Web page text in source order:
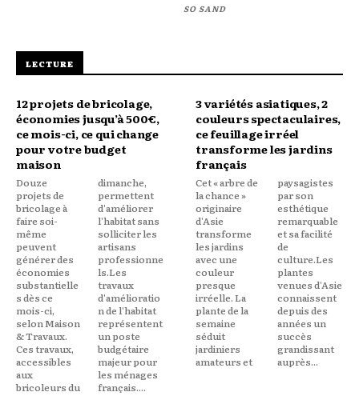
SO SAND
LECTURE
12 projets de bricolage,
économies jusqu’à 500€,
ce mois-ci, ce qui change
pour votre budget
maison
Douze
projets de
bricolage à
faire soi-
même
peuvent
générer des
économies
substantielle
s dès ce
mois-ci,
selon Maison
& Travaux.
Ces travaux,
accessibles
aux
bricoleurs du
dimanche,
permettent
d'améliorer
l'habitat sans
solliciter les
artisans
professionne
ls.Les
travaux
d'amélioratio
n de l'habitat
représentent
un poste
budgétaire
majeur pour
les ménages
français....
3 variétés asiatiques, 2
couleurs spectaculaires,
ce feuillage irréel
transforme les jardins
français
Cet « arbre de
la chance »
originaire
d'Asie
transforme
les jardins
avec une
couleur
presque
irréelle. La
plante de la
semaine
séduit
jardiniers
amateurs et
paysagistes
par son
esthétique
remarquable
et sa facilité
de
culture.Les
plantes
venues d'Asie
connaissent
depuis des
années un
succès
grandissant
auprès...